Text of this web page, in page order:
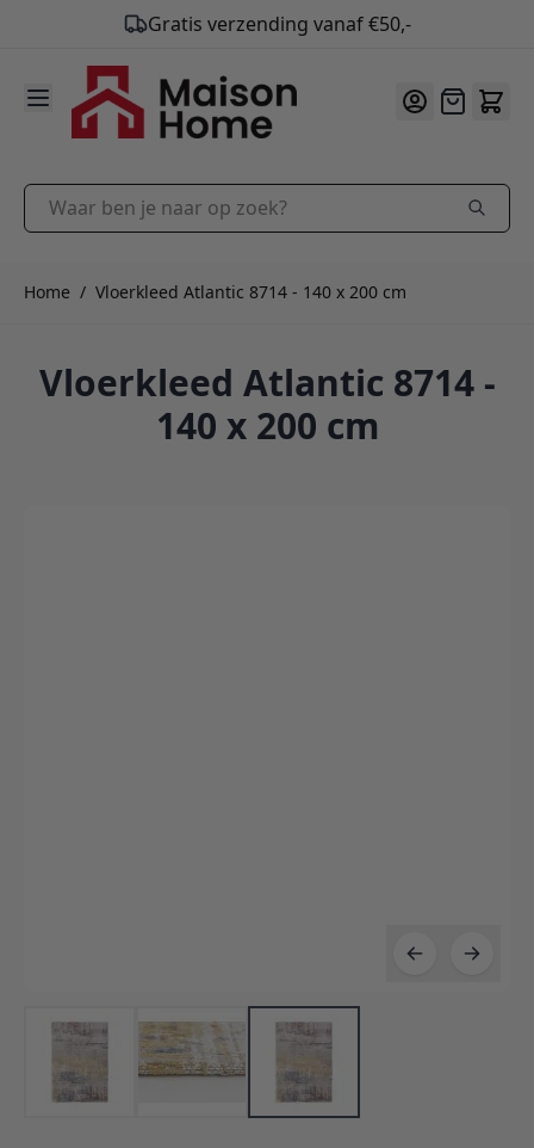
Gratis verzending vanaf €50,-
9.9/10
Ga naar de inhoud
Offerte
Waar ben je naar op zoek?
Home / Vloerkleed Atlantic 8714 - 140 x 200 cm
Vloerkleed Atlantic 8714 -
140 x 200 cm